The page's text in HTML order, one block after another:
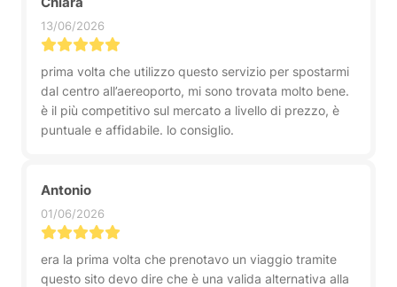
13/06/2026
prima volta che utilizzo questo servizio per spostarmi
dal centro all’aereoporto, mi sono trovata molto bene.
è il più competitivo sul mercato a livello di prezzo, è
puntuale e affidabile. lo consiglio.
Antonio
01/06/2026
era la prima volta che prenotavo un viaggio tramite
questo sito devo dire che è una valida alternativa alla